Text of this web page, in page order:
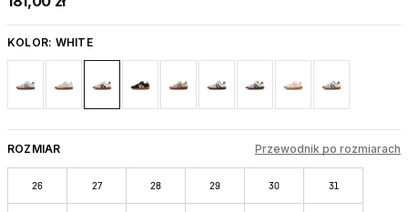
KOLOR: WHITE
ROZMIAR Przewodnik po rozmiarach
26 27 28 29 30 31